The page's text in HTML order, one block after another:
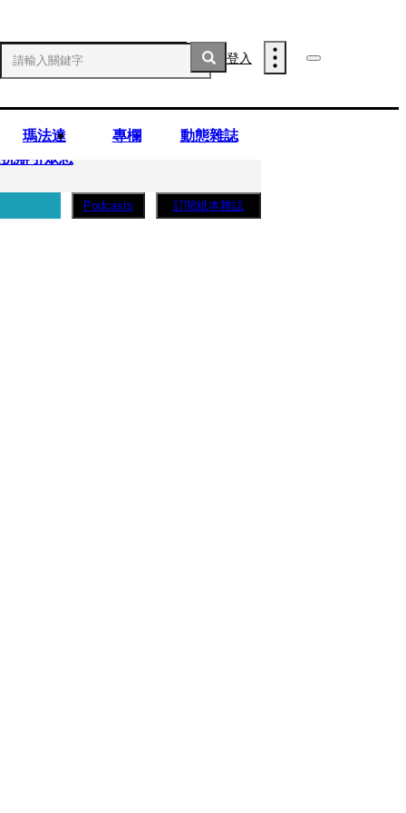
登入
瑪法達 專欄
動態雜誌
辯引眾怒
Podcasts 訂閱紙本雜誌